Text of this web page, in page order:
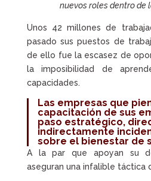
nuevos roles dentro de
Unos 42 millones de
pasado sus puestos de
de ello fue la escasez de
la imposibilidad de
capacidades.
Las empresas que
capacitación de sus
paso estratégico,
indirectamente
sobre el bienestar de
A la par que apoyan su
aseguran una infalible táctica